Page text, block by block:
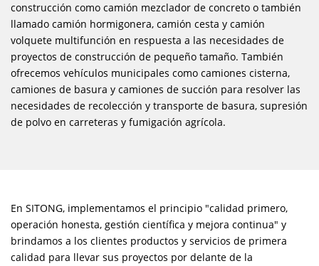
construcción como camión mezclador de concreto o también
llamado camión hormigonera, camión cesta y camión
volquete multifunción en respuesta a las necesidades de
proyectos de construcción de pequeño tamaño. También
ofrecemos vehículos municipales como camiones cisterna,
camiones de basura y camiones de succión para resolver las
necesidades de recolección y transporte de basura, supresión
de polvo en carreteras y fumigación agrícola.
En SITONG, implementamos el principio "calidad primero,
operación honesta, gestión científica y mejora continua" y
brindamos a los clientes productos y servicios de primera
calidad para llevar sus proyectos por delante de la